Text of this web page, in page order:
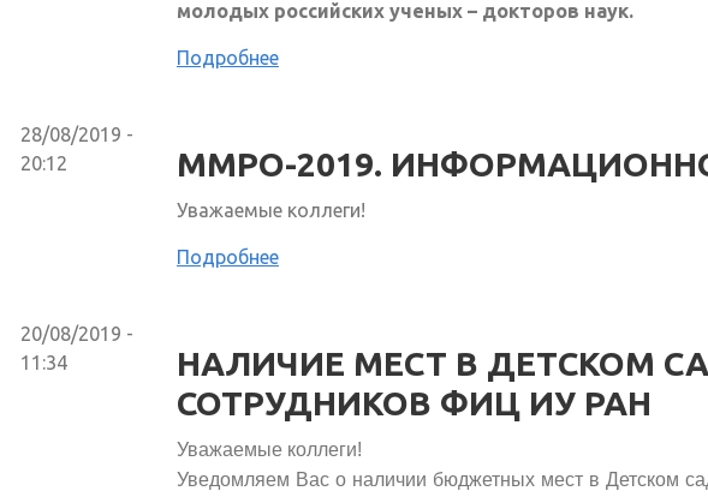
молодых российских ученых – докторов наук.
Подробнее
28/08/2019 -
20:12
ММРО-2019.
Уважаемые коллеги!
Подробнее
20/08/2019 -
11:34
НАЛИЧИЕ МЕСТ В ДЕТСКОМ
СОТРУДНИКОВ ФИЦ ИУ РАН
Уважаемые коллеги!
Уведомляем Вас о наличии бюджетных мест в Детском